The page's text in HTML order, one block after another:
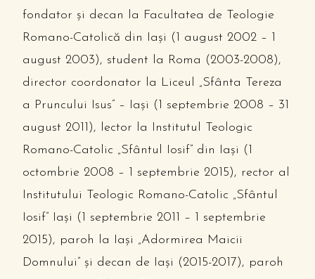
fondator şi decan la Facultatea de Teologie
Romano-Catolică din Iaşi (1 august 2002 – 1
august 2003), student la Roma (2003-2008),
director coordonator la Liceul „Sfânta Tereza
a Pruncului Isus” – Iaşi (1 septembrie 2008 – 31
august 2011), lector la Institutul Teologic
Romano-Catolic „Sfântul Iosif” din Iaşi (1
octombrie 2008 – 1 septembrie 2015), rector al
Institutului Teologic Romano-Catolic „Sfântul
Iosif” Iaşi (1 septembrie 2011 – 1 septembrie
2015), paroh la Iaşi „Adormirea Maicii
Domnului” şi decan de Iaşi (2015-2017), paroh